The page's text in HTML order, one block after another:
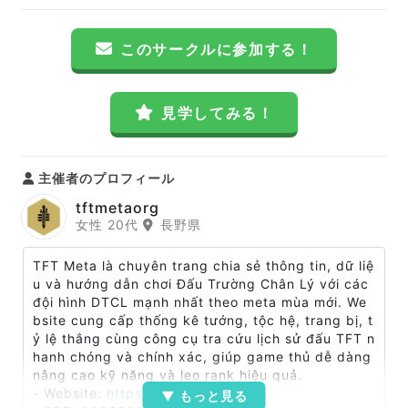
このサークルに参加する！
見学してみる！
主催者のプロフィール
tftmetaorg
女性 20代 長野県
TFT Meta là chuyên trang chia sẻ thông tin, dữ liệ
u và hướng dẫn chơi Đấu Trường Chân Lý với các
đội hình DTCL mạnh nhất theo meta mùa mới. We
bsite cung cấp thống kê tướng, tộc hệ, trang bị, t
ỷ lệ thắng cùng công cụ tra cứu lịch sử đấu TFT n
hanh chóng và chính xác, giúp game thủ dễ dàng
nâng cao kỹ năng và leo rank hiệu quả.
- Website: https://tftmeta.org/